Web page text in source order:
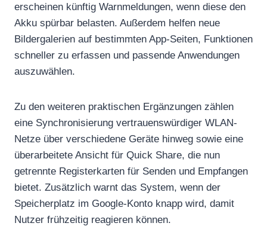
erscheinen künftig Warnmeldungen, wenn diese den
Akku spürbar belasten. Außerdem helfen neue
Bildergalerien auf bestimmten App-Seiten, Funktionen
schneller zu erfassen und passende Anwendungen
auszuwählen.
Zu den weiteren praktischen Ergänzungen zählen
eine Synchronisierung vertrauenswürdiger WLAN-
Netze über verschiedene Geräte hinweg sowie eine
überarbeitete Ansicht für Quick Share, die nun
getrennte Registerkarten für Senden und Empfangen
bietet. Zusätzlich warnt das System, wenn der
Speicherplatz im Google-Konto knapp wird, damit
Nutzer frühzeitig reagieren können.